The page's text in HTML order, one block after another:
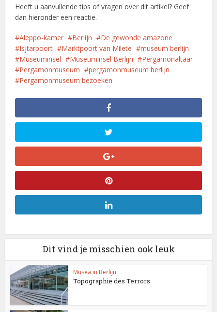
Heeft u aanvullende tips of vragen over dit artikel? Geef
dan hieronder een reactie.
Aleppo-kamer Berlijn
De gewonde amazone
Isjtarpoort
Marktpoort van Milete
museum berlijn
Museuminsel
Museuminsel Berlijn
Pergamonaltaar
Pergamonmuseum
pergamonmuseum berlijn
Pergamonmuseum bezoeken
Dit vind je misschien ook leuk
Musea in Berlijn
Topographie des Terrors